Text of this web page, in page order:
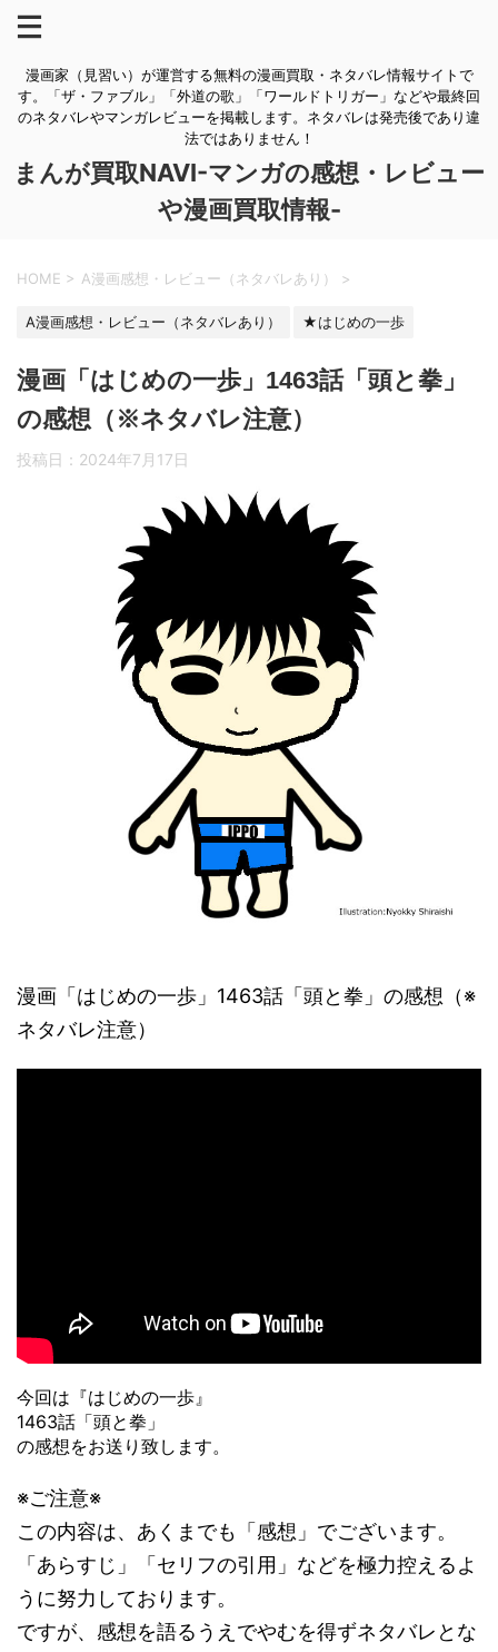
漫画家（見習い）が運営する無料の漫画買取・ネタバレ情報サイトで
す。「ザ・ファブル」「外道の歌」「ワールドトリガー」などや最終回
のネタバレやマンガレビューを掲載します。ネタバレは発売後であり違
法ではありません！
まんが買取NAVI-マンガの感想・レビュー
や漫画買取情報-
HOME > A漫画感想・レビュー（ネタバレあり） >
A漫画感想・レビュー（ネタバレあり） ★はじめの一歩
漫画「はじめの一歩」1463話「頭と拳」
の感想（※ネタバレ注意）
投稿日： 2024年7月17日
漫画「はじめの一歩」1463話「頭と拳」の感想（※
ネタバレ注意）
今回は『はじめの一歩』
1463話「頭と拳」
の感想をお送り致します。
※ご注意※
この内容は、あくまでも「感想」でございます。
「あらすじ」「セリフの引用」などを極力控えるよ
うに努力しております。
ですが、感想を語るうえでやむを得ずネタバレとな